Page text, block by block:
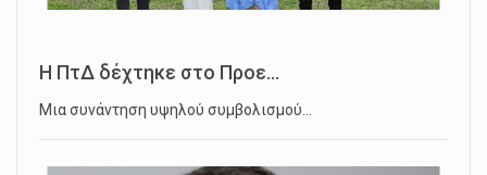
Η ΠτΔ δέχτηκε στο Προε...
Μια συνάντηση υψηλού συμβολισμού…